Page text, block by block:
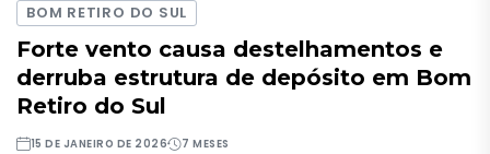
BOM RETIRO DO SUL
Forte vento causa destelhamentos e
derruba estrutura de depósito em Bom
Retiro do Sul
15 DE JANEIRO DE 2026 7 MESES